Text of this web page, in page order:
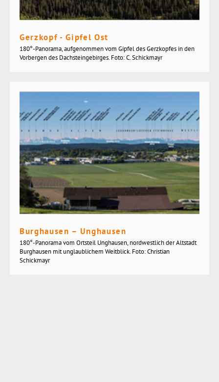
Gerzkopf - Gipfel Ost
180°-Panorama, aufgenommen vom Gipfel des Gerzkopfes in den
Vorbergen des Dachsteingebirges. Foto: C. Schickmayr
Burghausen – Unghausen
180°-Panorama vom Ortsteil Unghausen, nordwestlich der Altstadt
Burghausen mit unglaublichem Weitblick. Foto: Christian
Schickmayr